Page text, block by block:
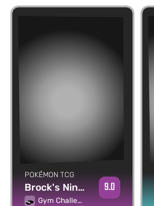
POKÉMON TCG
Brock's Ninetales
Gym Challenge
9.0